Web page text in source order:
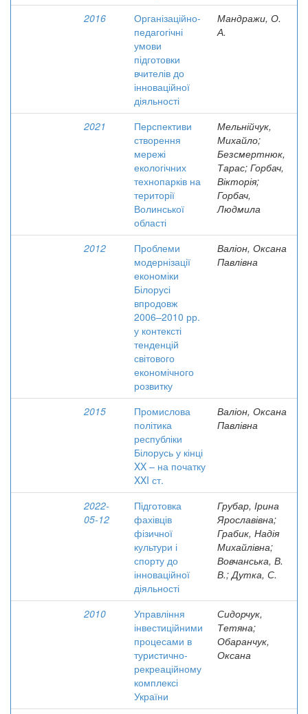
2016
Організаційно-
педагогічні
умови
підготовки
вчителів до
інноваційної
діяльності
Мандражи, О.
А.
2021
Перспективи
створення
мережі
екологічних
технопарків на
території
Волинської
області
Мельнійчук,
Михайло;
Безсмертнюк,
Тарас; Горбач,
Вікторія;
Горбач,
Людмила
2012
Проблеми
модернізації
економіки
Білорусі
впродовж
2006–2010 рр.
у контексті
тенденцій
світового
економічного
розвитку
Валіон, Оксана
Павлівна
2015
Промислова
політика
республіки
Білорусь у кінці
XX – на початку
XXI ст.
Валіон, Оксана
Павлівна
2022-
05-12
Підготовка
фахівців
фізичної
культури і
спорту до
інноваційної
діяльності
Грубар, Ірина
Ярославівна;
Грабик, Надія
Михайлівна;
Вовчанська, В.
В.; Дутка, С.
2010
Управління
інвестиційними
процесами в
туристично-
рекреаційному
комплексі
України
Сидорчук,
Тетяна;
Обаранчук,
Оксана